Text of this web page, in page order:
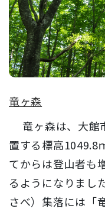
竜ヶ森
竜ヶ森は、大館
置する標高1049.8
てからは登山者も
るようになりまし
さべ）集落には「